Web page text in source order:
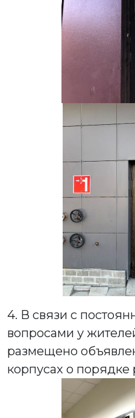
4. В связи с
вопросами у
размещено
корпусах о порядке